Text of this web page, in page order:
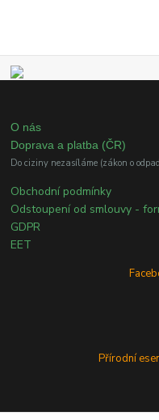
O nás
Doprava a platba (ČR)
Do ciziny nezasíláme (zákon o
Obchodní podmínky
Odstoupení od smlouvy -
GDPR
EET
Přírodní